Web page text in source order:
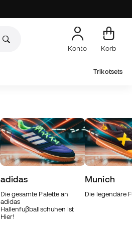
Konto Korb
Trikotsets
adidas
Die gesamte Palette an
adidas
Hallenfuβballschuhen ist
Hier!
Munich
Die legendäre